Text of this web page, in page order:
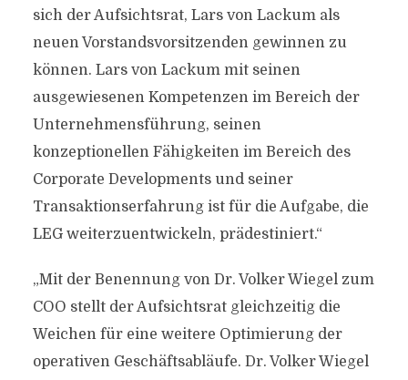
sich der Aufsichtsrat, Lars von Lackum als
neuen Vorstandsvorsitzenden gewinnen zu
können. Lars von Lackum mit seinen
ausgewiesenen Kompetenzen im Bereich der
Unternehmensführung, seinen
konzeptionellen Fähigkeiten im Bereich des
Corporate Developments und seiner
Transaktionserfahrung ist für die Aufgabe, die
LEG weiterzuentwickeln, prädestiniert.“
„Mit der Benennung von Dr. Volker Wiegel zum
COO stellt der Aufsichtsrat gleichzeitig die
Weichen für eine weitere Optimierung der
operativen Geschäftsabläufe. Dr. Volker Wiegel